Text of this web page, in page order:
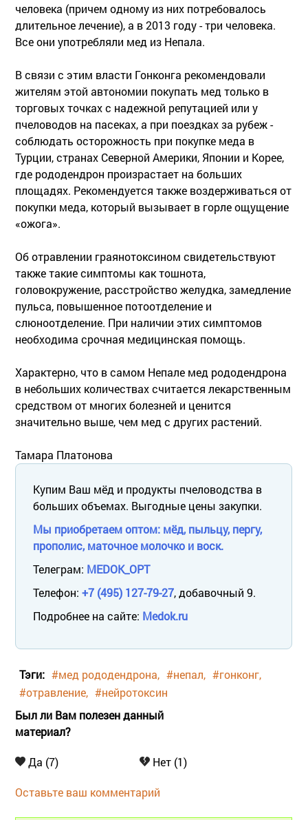
человека (причем одному из них потребовалось
длительное лечение), а в 2013 году - три человека.
Все они употребляли мед из Непала.
В связи с этим власти Гонконга рекомендовали
жителям этой автономии покупать мед только в
торговых точках с надежной репутацией или у
пчеловодов на пасеках, а при поездках за рубеж -
соблюдать осторожность при покупке меда в
Турции, странах Северной Америки, Японии и Корее,
где рододендрон произрастает на больших
площадях. Рекомендуется также воздерживаться от
покупки меда, который вызывает в горле ощущение
«ожога».
Об отравлении граянотоксином свидетельствуют
также такие симптомы как тошнота,
головокружение, расстройство желудка, замедление
пульса, повышенное потоотделение и
слюноотделение. При наличии этих симптомов
необходима срочная медицинская помощь.
Характерно, что в самом Непале мед рододендрона
в небольших количествах считается лекарственным
средством от многих болезней и ценится
значительно выше, чем мед с других растений.
Тамара Платонова
Купим Ваш мёд и продукты пчеловодства в
больших объемах. Выгодные цены закупки.
Мы приобретаем оптом: мёд, пыльцу, пергу,
прополис, маточное молочко и воск.
Телеграм: MEDOK_OPT
Телефон: +7 (495) 127-79-27, добавочный 9.
Подробнее на сайте: Medok.ru
Тэги: #мед рододендрона #непал
#гонконг
#отравление
#нейротоксин
Был ли Вам полезен данный
материал?
Да (7) Нет (1)
Оставьте ваш комментарий